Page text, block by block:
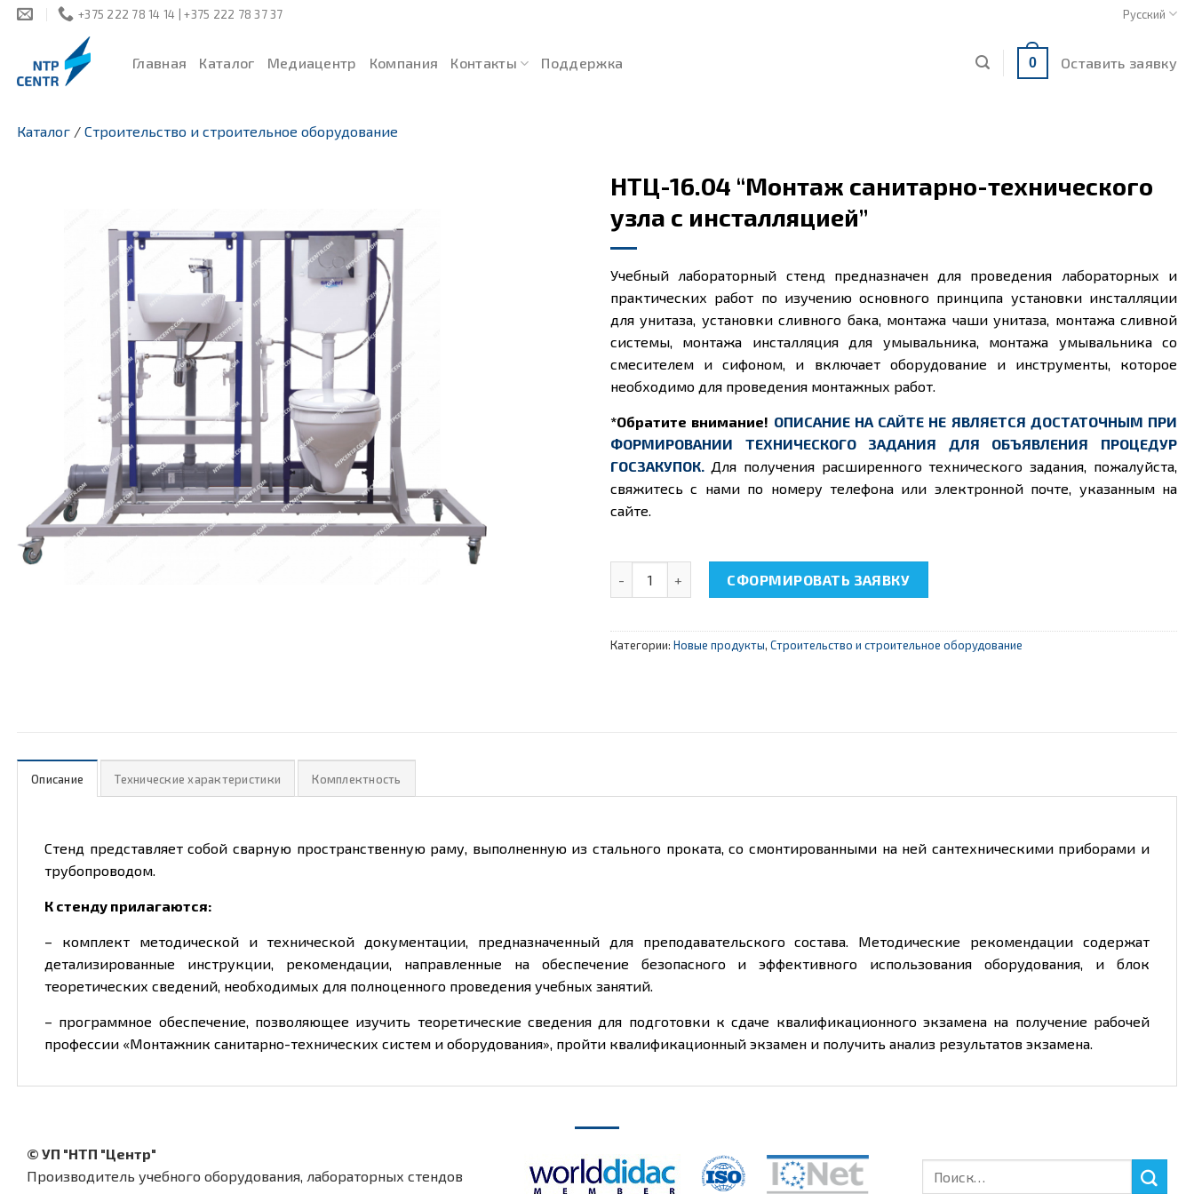
Skip
+375 222 78 14 14 | +375 222 78 37 37 Русский
Главная Каталог Медиацентр Компания Контакты Поддержка 0 Оставить заявку
Каталог / Строительство и строительное оборудование
НТЦ-16.04 “Монтаж санитарно-технического
узла с инсталляцией”
Учебный лабораторный стенд предназначен для проведения лабораторных и
практических работ по изучению основного принципа установки инсталляции
для унитаза, установки сливного бака, монтажа чаши унитаза, монтажа сливной
системы, монтажа инсталляция для умывальника, монтажа умывальника со
смесителем и сифоном, и включает оборудование и инструменты, которое
необходимо для проведения монтажных работ.
*Обратите внимание! ОПИСАНИЕ НА САЙТЕ НЕ ЯВЛЯЕТСЯ ДОСТАТОЧНЫМ ПРИ
ФОРМИРОВАНИИ ТЕХНИЧЕСКОГО ЗАДАНИЯ ДЛЯ ОБЪЯВЛЕНИЯ ПРОЦЕДУР
ГОСЗАКУПОК. Для получения расширенного технического задания, пожалуйста,
свяжитесь с нами по номеру телефона или электронной почте, указанным на
сайте.
СФОРМИРОВАТЬ ЗАЯВКУ
Категории: Новые продукты, Строительство и строительное оборудование
Описание Технические характеристики Комплектность
Стенд представляет собой сварную пространственную раму, выполненную из стального проката, со смонтированными на ней сантехническими приборами и
трубопроводом.
К стенду прилагаются:
– комплект методической и технической документации, предназначенный для преподавательского состава. Методические рекомендации содержат
детализированные инструкции, рекомендации, направленные на обеспечение безопасного и эффективного использования оборудования, и блок
теоретических сведений, необходимых для полноценного проведения учебных занятий.
– программное обеспечение, позволяющее изучить теоретические сведения для подготовки к сдаче квалификационного экзамена на получение рабочей
профессии «Монтажник санитарно-технических систем и оборудования», пройти квалификационный экзамен и получить анализ результатов экзамена.
© УП "НТП "Центр"
Производитель учебного оборудования, лабораторных стендов